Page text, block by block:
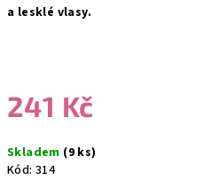
a lesklé vlasy.
241 Kč
cena:
Skladem (9 ks)
Kód: 314